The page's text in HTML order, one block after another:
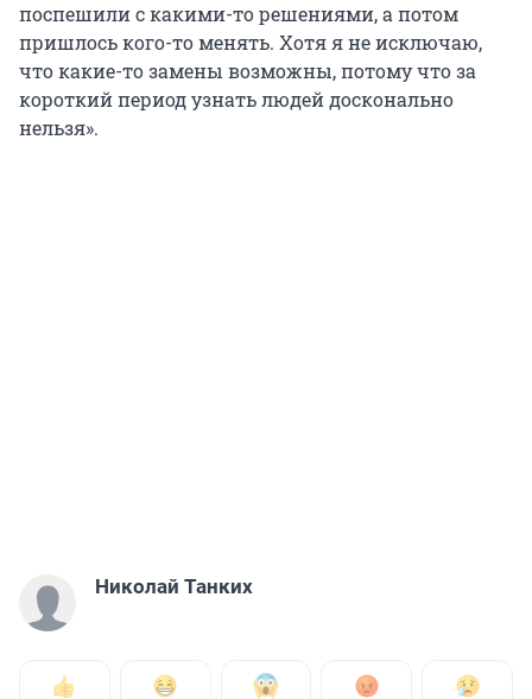
поспешили с какими-то решениями, а потом
пришлось кого-то менять. Хотя я не исключаю,
что какие-то замены возможны, потому что за
короткий период узнать людей досконально
нельзя».
Николай Танких